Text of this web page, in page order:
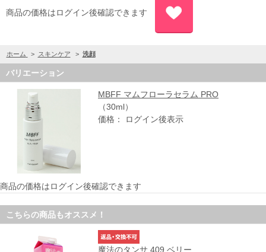
商品の価格はログイン後確認できます
ホーム > スキンケア > 洗顔
バリエーション
MBFF マムフローラセラム PRO
（30ml）
価格： ログイン後表示
商品の価格はログイン後確認できます
こちらの商品もオススメ！
魔法のタンサ 409 ベリー